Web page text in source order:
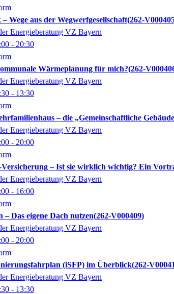
Wege aus der Wegwerfgesellschaft 262-
Energieberatung VZ Bayern
- 20:30
Wärmeplanung für mich? 262-
Energieberatung VZ Bayern
- 13:30
– die „Gemeinschaftliche
Energieberatung VZ Bayern
- 20:00
– Ist sie wirklich wichtig? Ein
Energieberatung VZ Bayern
- 16:00
– Das eigene Dach nutzen 262-V000409
Energieberatung VZ Bayern
- 20:00
(iSFP) im Überblick 262-
Energieberatung VZ Bayern
- 13:30